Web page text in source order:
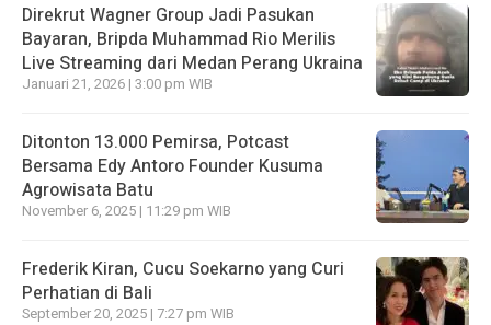
Direkrut Wagner Group Jadi Pasukan
Bayaran, Bripda Muhammad Rio Merilis
Live Streaming dari Medan Perang Ukraina
Januari 21, 2026 | 3:00 pm WIB
Ditonton 13.000 Pemirsa, Potcast
Bersama Edy Antoro Founder Kusuma
Agrowisata Batu
November 6, 2025 | 11:29 pm WIB
Frederik Kiran, Cucu Soekarno yang Curi
Perhatian di Bali
September 20, 2025 | 7:27 pm WIB